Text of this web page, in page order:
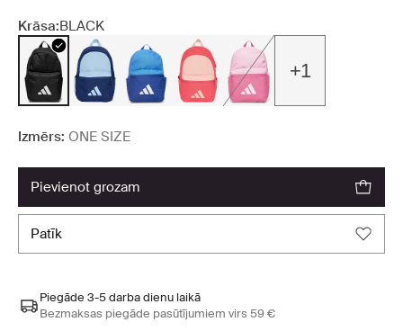
Krāsa:BLACK
+1
Izmērs: ONE SIZE
pievienot grozam
patīk
Piegāde 3-5 darba dienu laikā
Bezmaksas piegāde pasūtījumiem virs 59 €